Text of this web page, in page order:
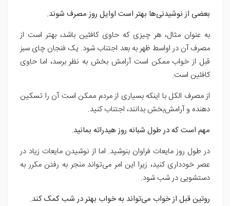
بعضی از نوشیدنی‌ها بهتر است اوایل روز مصرف شوند.
به عنوان مثال، هر چیزی که حاوی کافئین باشد، بهتر است از
مصرف آن در اواسط ظهر به بعد اجتناب شود. یک فنجان چای سبز
قبل از خواب ممکن است آرامش بخش به نظر برسد، اما حاوی
کافئین است.
از مصرف الکل با اینکه بسیاری از مردم ممکن است آن را تسکین
دهنده و آرامش‌بخش بدانند، اجتناب کنید.
مهم است که در طول شبانه روز هیدراته بمانید.
در طول روز مایعات فراوان بنوشید. اما از نوشیدن مایعات زیاد در
عصر خودداری کنید، زیرا این امر می‌تواند منجر به رفتن مکرر به
دستشویی در شب شود.
روتین قبل از خواب می‌تواند به خواب بهتر در شب کمک کند.